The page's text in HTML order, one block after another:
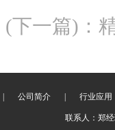
(下一篇) ：
公司简介 行业应用
联系人：郑